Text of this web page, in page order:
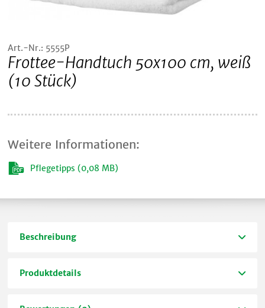
Art.-Nr.: 5555P
Frottee-Handtuch 50x100 cm, weiß
(10 Stück)
Weitere Informationen:
Pflegetipps (0,08 MB)
Beschreibung
Produktdetails